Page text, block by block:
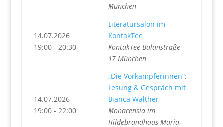
München
14.07.2026
19:00 - 20:30
Literatursalon im
KontakTee
KontakTee Balanstraße
17 München
14.07.2026
19:00 - 22:00
„Die Vorkämpferinnen“:
Lesung & Gespräch mit
Bianca Walther
Monacensia im
Hildebrandhaus Maria-